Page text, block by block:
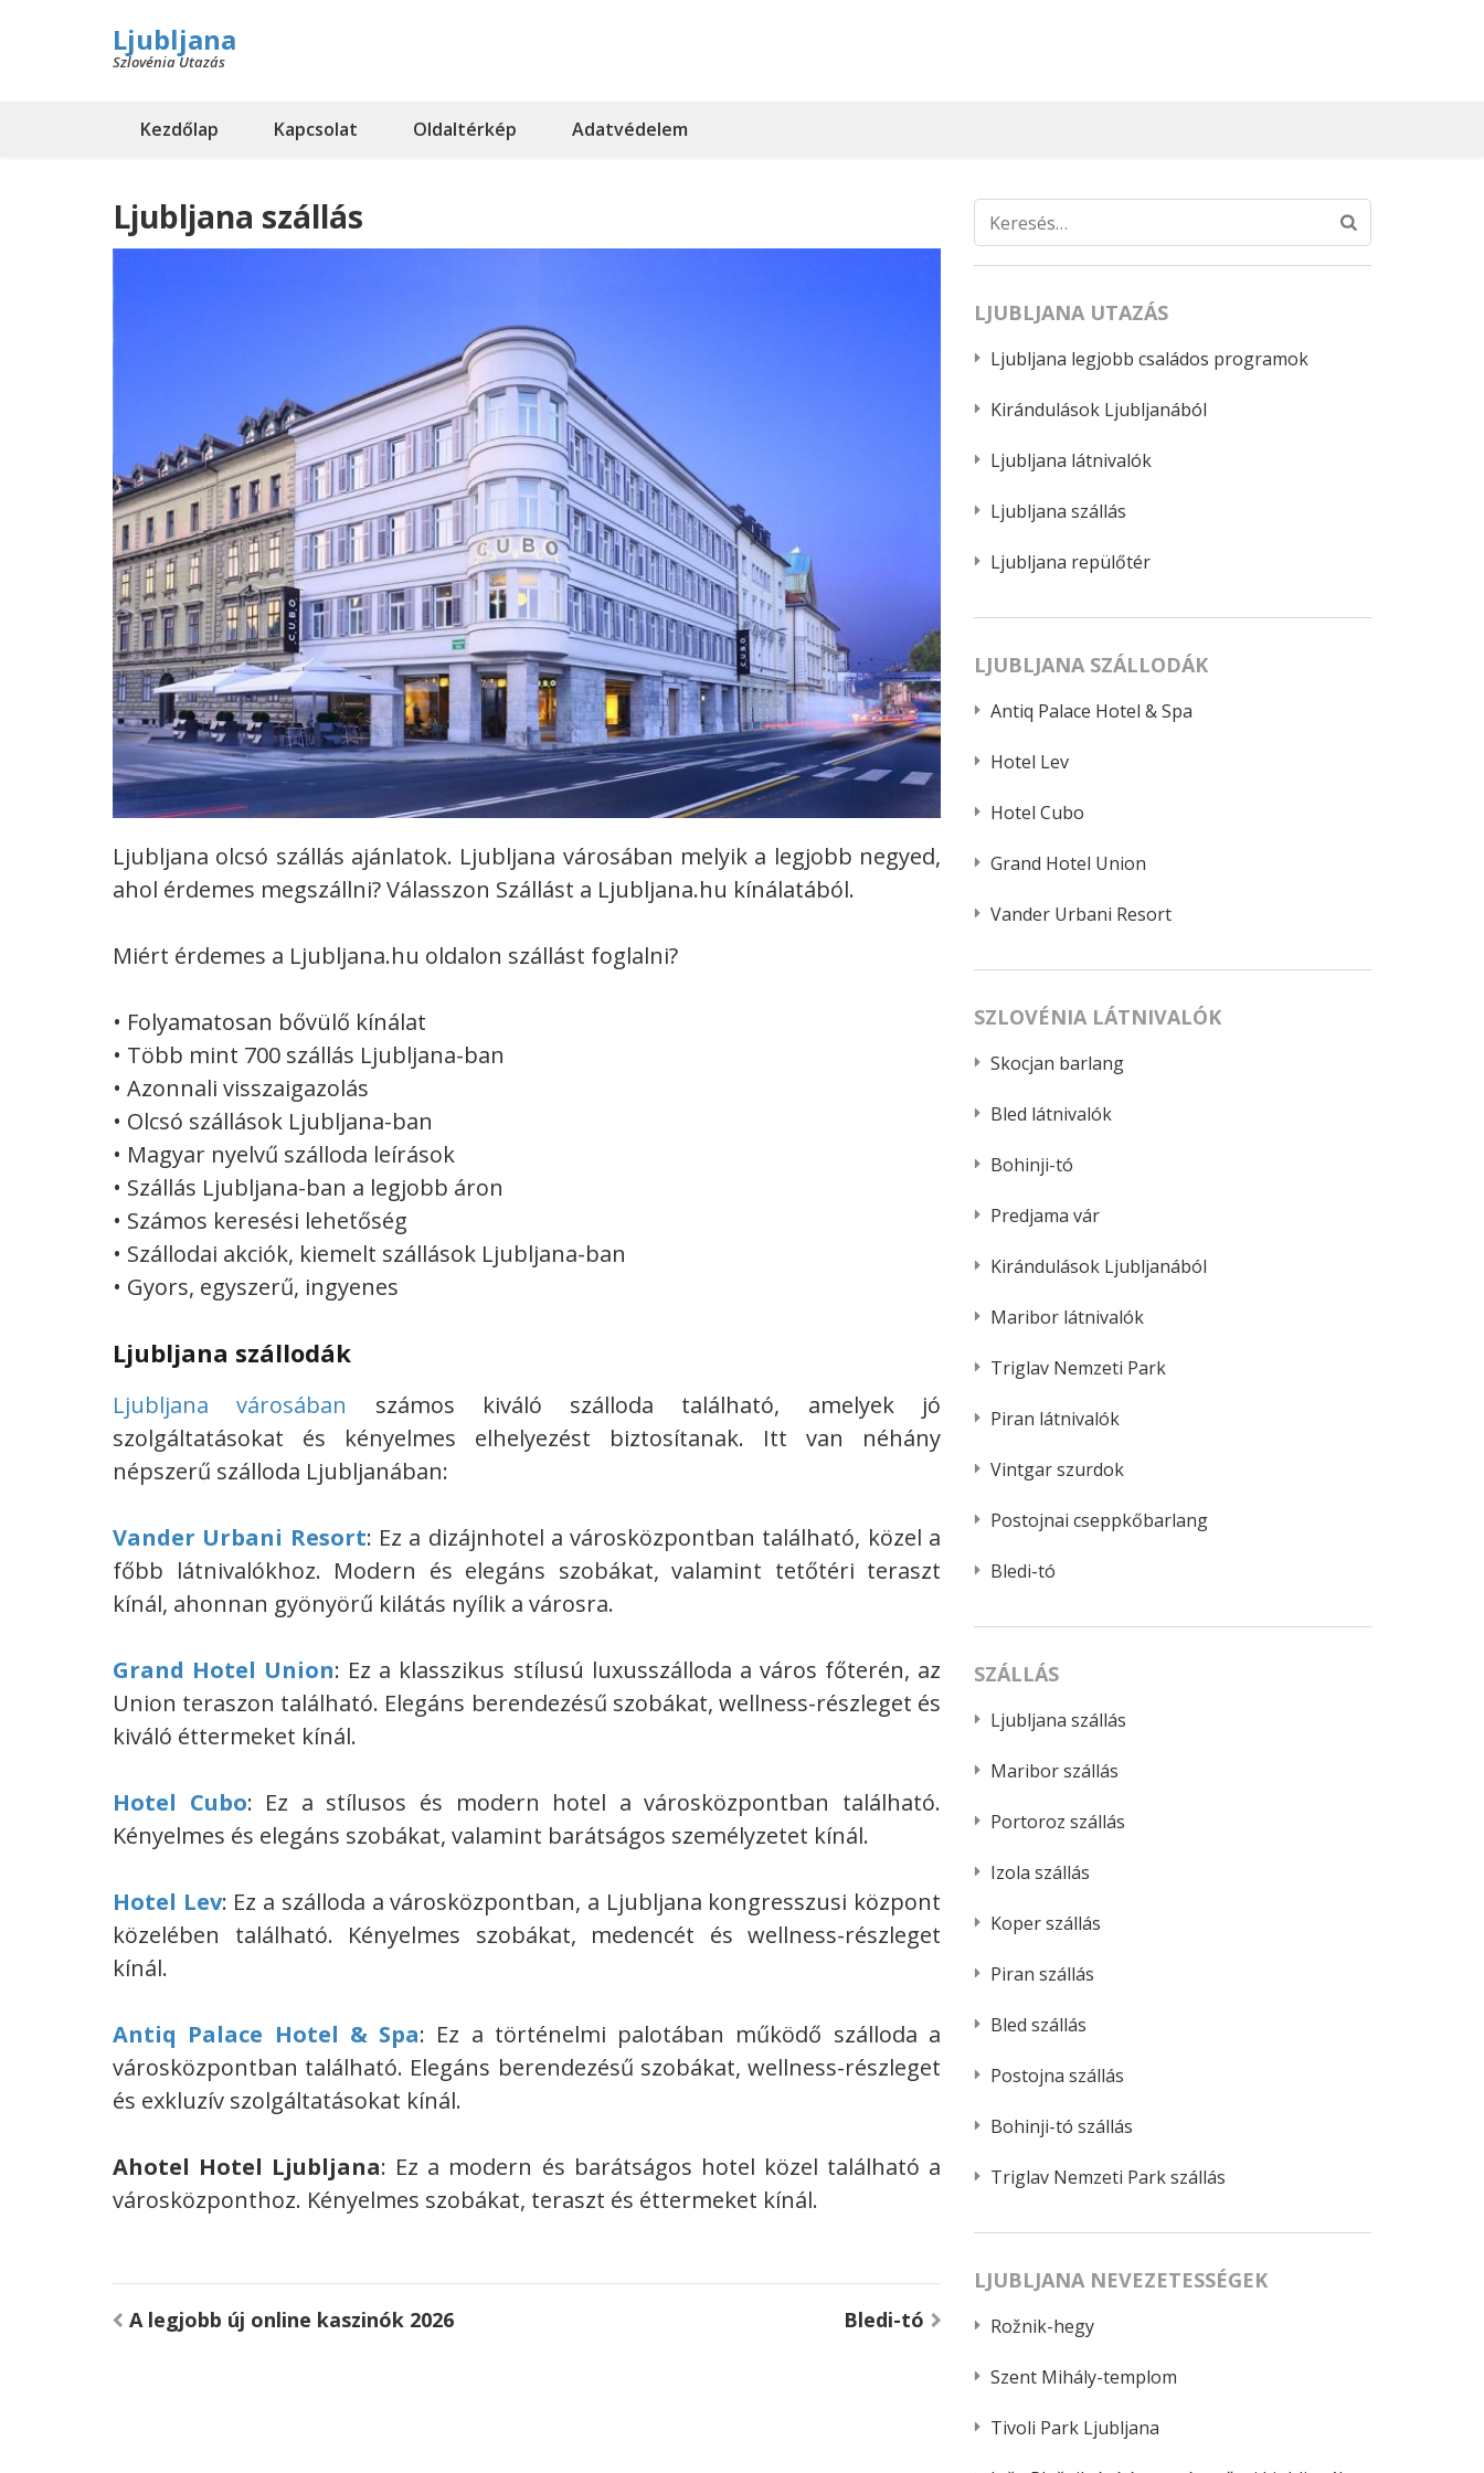
Ljubljana
Szlovénia Utazás
Kezdőlap Kapcsolat Oldaltérkép Adatvédelem
Ljubljana szállás
Ljubljana olcsó szállás ajánlatok. Ljubljana városában melyik a legjobb negyed,
ahol érdemes megszállni? Válasszon Szállást a Ljubljana.hu kínálatából.
Miért érdemes a Ljubljana.hu oldalon szállást foglalni?
• Folyamatosan bővülő kínálat
• Több mint 700 szállás Ljubljana-ban
• Azonnali visszaigazolás
• Olcsó szállások Ljubljana-ban
• Magyar nyelvű szálloda leírások
• Szállás Ljubljana-ban a legjobb áron
• Számos keresési lehetőség
• Szállodai akciók, kiemelt szállások Ljubljana-ban
• Gyors, egyszerű, ingyenes
Ljubljana szállodák
Ljubljana városában számos kiváló szálloda található, amelyek jó
szolgáltatásokat és kényelmes elhelyezést biztosítanak. Itt van néhány
népszerű szálloda Ljubljanában:
Vander Urbani Resort: Ez a dizájnhotel a városközpontban található, közel a
főbb látnivalókhoz. Modern és elegáns szobákat, valamint tetőtéri teraszt
kínál, ahonnan gyönyörű kilátás nyílik a városra.
Grand Hotel Union: Ez a klasszikus stílusú luxusszálloda a város főterén, az
Union teraszon található. Elegáns berendezésű szobákat, wellness-részleget és
kiváló éttermeket kínál.
Hotel Cubo: Ez a stílusos és modern hotel a városközpontban található.
Kényelmes és elegáns szobákat, valamint barátságos személyzetet kínál.
Hotel Lev: Ez a szálloda a városközpontban, a Ljubljana kongresszusi központ
közelében található. Kényelmes szobákat, medencét és wellness-részleget
kínál.
Antiq Palace Hotel & Spa: Ez a történelmi palotában működő szálloda a
városközpontban található. Elegáns berendezésű szobákat, wellness-részleget
és exkluzív szolgáltatásokat kínál.
Ahotel Hotel Ljubljana: Ez a modern és barátságos hotel közel található a
városközponthoz. Kényelmes szobákat, teraszt és éttermeket kínál.
Bejegyzés
A legjobb új online kaszinók 2026 Bledi-tó
Keresés:
LJUBLJANA UTAZÁS
Ljubljana legjobb családos programok
Kirándulások Ljubljanából
Ljubljana látnivalók
Ljubljana szállás
Ljubljana repülőtér
LJUBLJANA SZÁLLODÁK
Antiq Palace Hotel & Spa
Hotel Lev
Hotel Cubo
Grand Hotel Union
Vander Urbani Resort
SZLOVÉNIA LÁTNIVALÓK
Skocjan barlang
Bled látnivalók
Bohinji-tó
Predjama vár
Kirándulások Ljubljanából
Maribor látnivalók
Triglav Nemzeti Park
Piran látnivalók
Vintgar szurdok
Postojnai cseppkőbarlang
Bledi-tó
SZÁLLÁS
Ljubljana szállás
Maribor szállás
Portoroz szállás
Izola szállás
Koper szállás
Piran szállás
Bled szállás
Postojna szállás
Bohinji-tó szállás
Triglav Nemzeti Park szállás
LJUBLJANA NEVEZETESSÉGEK
Rožnik-hegy
Szent Mihály-templom
Tivoli Park Ljubljana